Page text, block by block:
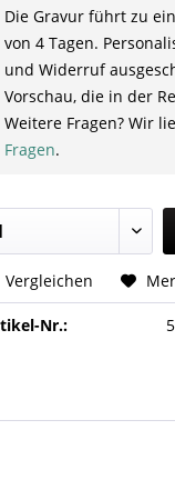
Die Gravur führt zu
von 4 Tagen.
und Widerruf
Vorschau, die in der
Weitere Fragen? Wir
Fragen.
Vergleichen
Nr.: